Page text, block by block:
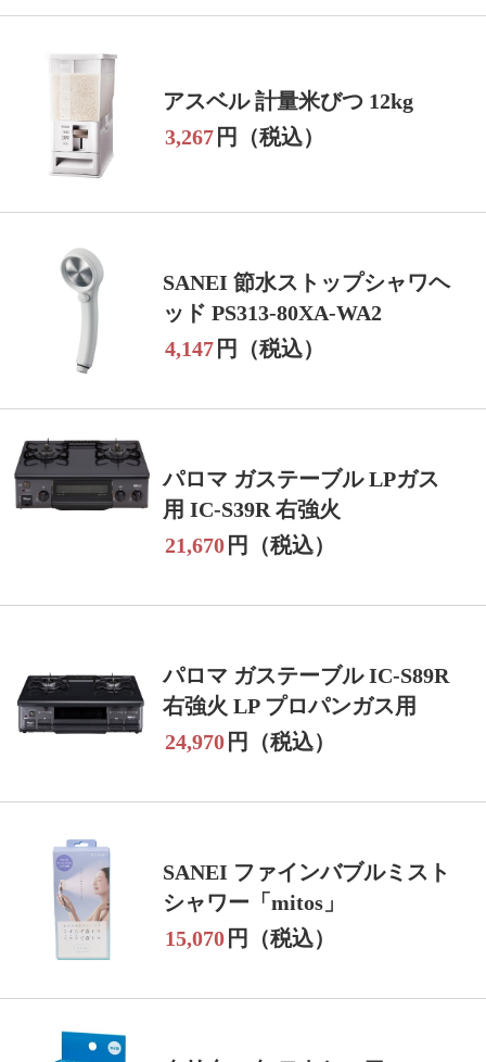
アスベル 計量米びつ 12kg
3,267 円（税込）
SANEI 節水ストップシャワヘ
ッド PS313-80XA-WA2
4,147 円（税込）
パロマ ガステーブル LPガス
用 IC-S39R 右強火
21,670 円（税込）
パロマ ガステーブル IC-S89R
右強火 LP プロパンガス用
24,970 円（税込）
SANEI ファインバブルミスト
シャワー「mitos」
15,070 円（税込）